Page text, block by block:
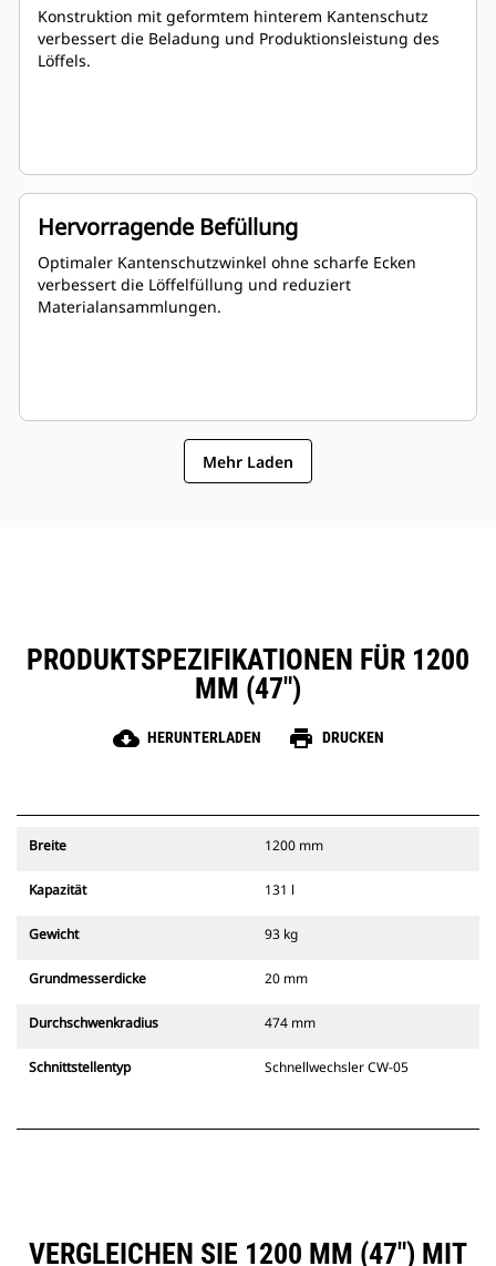
Konstruktion mit geformtem hinterem Kantenschutz
verbessert die Beladung und Produktionsleistung des
Löffels.
Hervorragende Befüllung
Optimaler Kantenschutzwinkel ohne scharfe Ecken
verbessert die Löffelfüllung und reduziert
Materialansammlungen.
Mehr Laden
PRODUKTSPEZIFIKATIONEN FÜR 1200
MM (47″)
cloud_download HERUNTERLADEN print DRUCKEN
Breite 1200 mm
Kapazität 131 l
Gewicht 93 kg
Grundmesserdicke 20 mm
Durchschwenkradius 474 mm
Schnittstellentyp Schnellwechsler CW-05
VERGLEICHEN SIE 1200 MM (47″) MIT